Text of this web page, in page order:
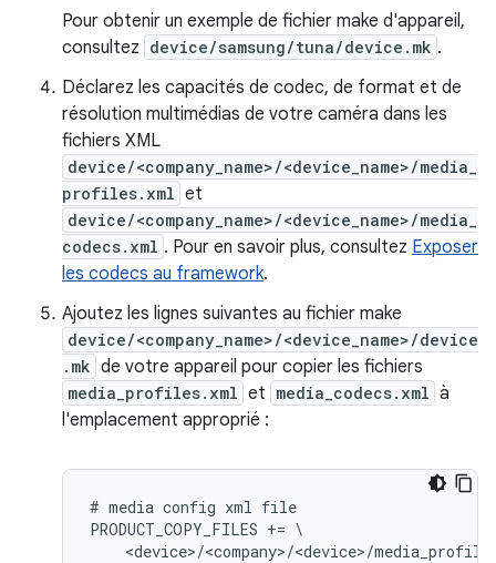
Pour obtenir un exemple de fichier make d'appareil,
consultez device/samsung/tuna/device.mk .
Déclarez les capacités de codec, de format et de
résolution multimédias de votre caméra dans les
fichiers XML
device/<company_name>/<device_name>/media_
profiles.xml et
device/<company_name>/<device_name>/media_
codecs.xml . Pour en savoir plus, consultez Exposer
les codecs au framework.
Ajoutez les lignes suivantes au fichier make
device/<company_name>/<device_name>/device
.mk de votre appareil pour copier les fichiers
media_profiles.xml et media_codecs.xml à
l'emplacement approprié :
# media config xml file
PRODUCT_COPY_FILES += \
<device>/<company>/<device>/